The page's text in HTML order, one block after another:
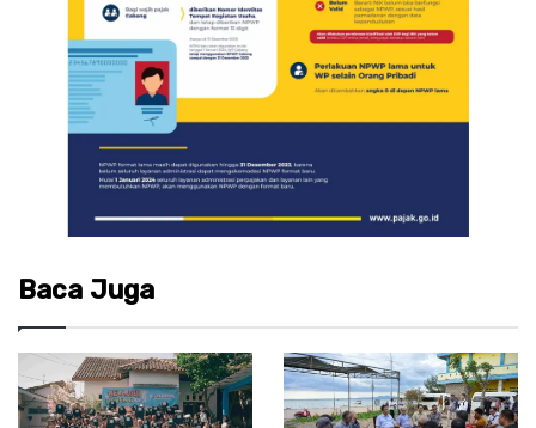
Baca Juga